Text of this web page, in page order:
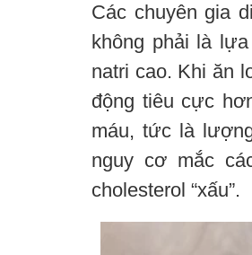
Các chuyên gia
không phải là
natri cao. Khi ăn
động tiêu cực
máu, tức là
nguy cơ mắc
cholesterol “xấu”.